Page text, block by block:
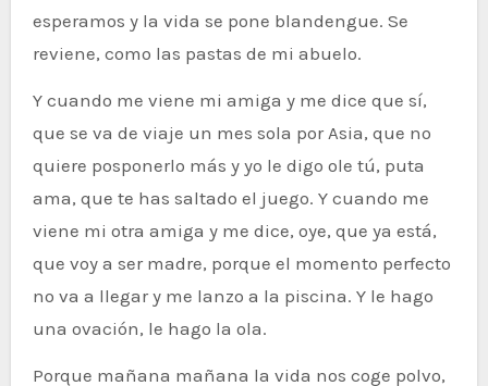
esperamos y la vida se pone blandengue. Se
reviene, como las pastas de mi abuelo.
Y cuando me viene mi amiga y me dice que sí,
que se va de viaje un mes sola por Asia, que no
quiere posponerlo más y yo le digo ole tú, puta
ama, que te has saltado el juego. Y cuando me
viene mi otra amiga y me dice, oye, que ya está,
que voy a ser madre, porque el momento perfecto
no va a llegar y me lanzo a la piscina. Y le hago
una ovación, le hago la ola.
Porque mañana mañana la vida nos coge polvo,